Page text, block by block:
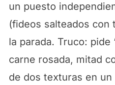
un puesto
(fideos salteados con
la parada. Truco: pide
carne rosada, mitad
de dos texturas en un